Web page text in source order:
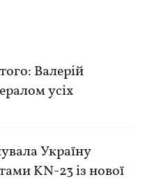
Валерій
усіх
Україну
KN-23 із нової